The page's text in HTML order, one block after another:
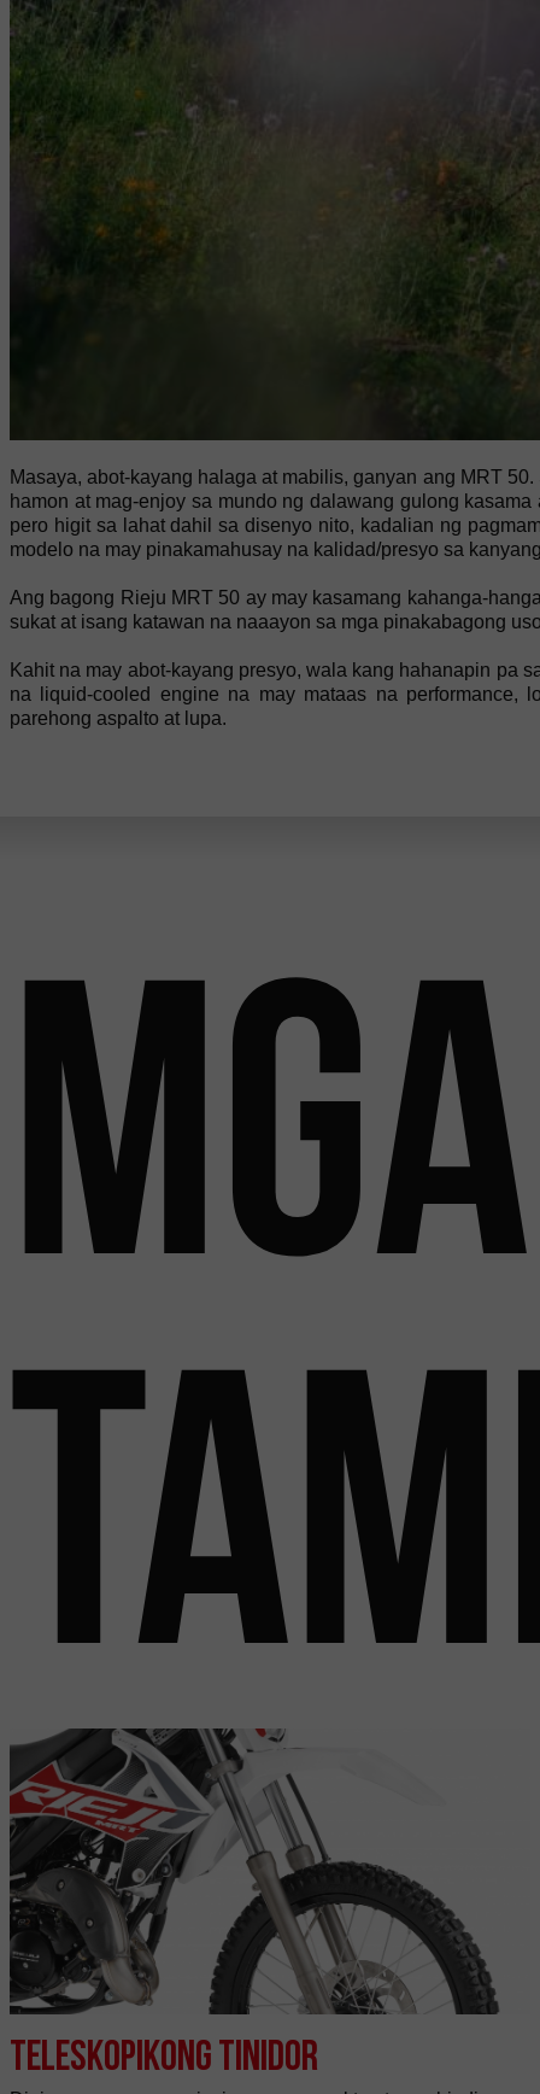
Masaya, abot-kayang halaga at mabilis, ganyan ang MRT
hamon at mag-enjoy sa mundo ng dalawang gulong
pero higit sa lahat dahil sa disenyo nito, kadalian ng
modelo na may pinakamahusay na kalidad/presyo sa
Ang bagong Rieju MRT 50 ay may kasamang kahanga-
sukat at isang katawan na naaayon sa mga pinakabagong
Kahit na may abot-kayang presyo, wala kang hahanapin pa
na liquid-cooled engine na may mataas na performance,
parehong aspalto at lupa.
Mga
Teleskopikong tinidor